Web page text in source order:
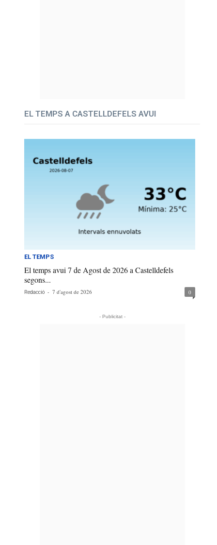
EL TEMPS A CASTELLDEFELS AVUI
EL TEMPS
El temps avui 7 de Agost de 2026 a Castelldefels
segons...
Redacció - 7 d'agost de 2026 0
- Publicitat -